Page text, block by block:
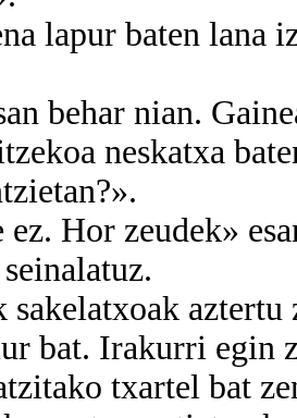
baten lana
nian.
neskatxa
Hor zeudek»
aztertu
bat. Irakurri egin
txartel bat